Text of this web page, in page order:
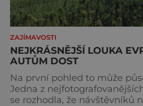
ZAJÍMAVOSTI
NEJKRÁSNĚJŠÍ LOUKA
AUTŮM DOST
Na první pohled to může
Jedna z
se rozhodla, že návštěvníků